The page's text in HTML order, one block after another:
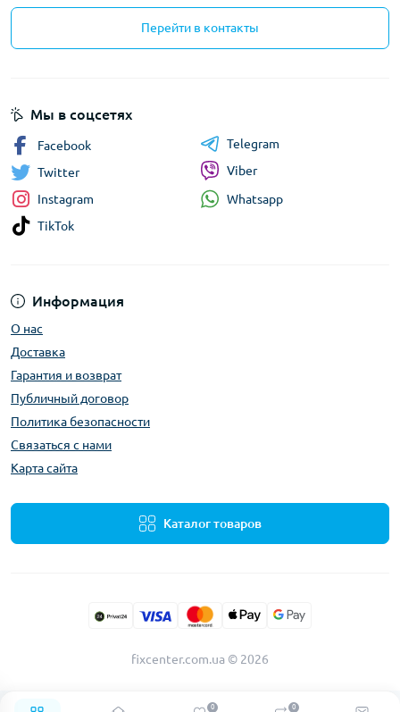
0 0
Перейти в контакты
Информация
О нас
Доставка
Гарантия и возврат
Публичный договор
Политика безопасности
Связаться с нами
Карта сайта
Каталог товаров
Мы в соцсетях
Facebook
Twitter
Instagram
TikTok
Telegram
Viber
Whatsapp
fixcenter.com.ua © 2026